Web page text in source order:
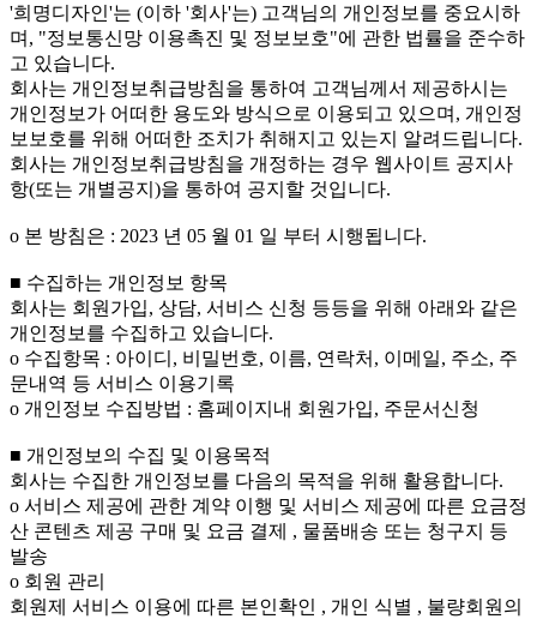
'희명디자인'는 (이하 '회사'는) 고객님의 개인정보를 중요시하
며, "정보통신망 이용촉진 및 정보보호"에 관한 법률을 준수하
고 있습니다.
회사는 개인정보취급방침을 통하여 고객님께서 제공하시는
개인정보가 어떠한 용도와 방식으로 이용되고 있으며, 개인정
보보호를 위해 어떠한 조치가 취해지고 있는지 알려드립니다.
회사는 개인정보취급방침을 개정하는 경우 웹사이트 공지사
항(또는 개별공지)을 통하여 공지할 것입니다.
ο 본 방침은 : 2023 년 05 월 01 일 부터 시행됩니다.
■ 수집하는 개인정보 항목
회사는 회원가입, 상담, 서비스 신청 등등을 위해 아래와 같은
개인정보를 수집하고 있습니다.
ο 수집항목 : 아이디, 비밀번호, 이름, 연락처, 이메일, 주소, 주
문내역 등 서비스 이용기록
ο 개인정보 수집방법 : 홈페이지내 회원가입, 주문서신청
■ 개인정보의 수집 및 이용목적
회사는 수집한 개인정보를 다음의 목적을 위해 활용합니다.
ο 서비스 제공에 관한 계약 이행 및 서비스 제공에 따른 요금정
산 콘텐츠 제공 구매 및 요금 결제 , 물품배송 또는 청구지 등
발송
ο 회원 관리
회원제 서비스 이용에 따른 본인확인 , 개인 식별 , 불량회원의